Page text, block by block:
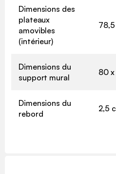
Dimensions des
plateaux
amovibles
(intérieur)
78,5
Dimensions du
support mural
80
Dimensions du
rebord
2,5